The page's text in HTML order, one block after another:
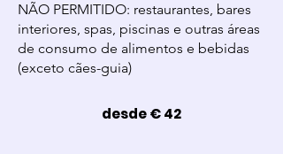
NÃO PERMITIDO: restaurantes, bares
interiores, spas, piscinas e outras áreas
de consumo de alimentos e bebidas
(exceto cães-guia)
desde € 42